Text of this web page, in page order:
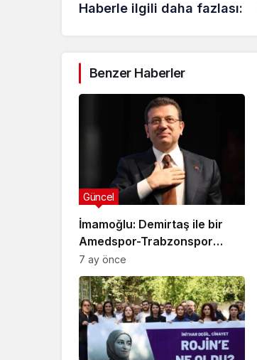
Haberle ilgili daha fazlası:
Benzer Haberler
İmamoğlu: Demirtaş ile bir
Amedspor-Trabzonspor
maçında buluşmalıyız
Güncel
7 ay önce